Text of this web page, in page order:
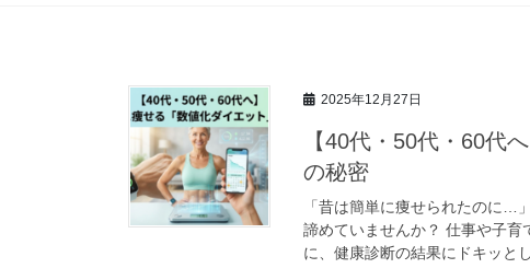
2025年12月27日
【40代・50代・60代
の秘密
「昔は簡単に痩せられたのに…
諦めていませんか？ 仕事や子
に、健康診断の結果にドキッと